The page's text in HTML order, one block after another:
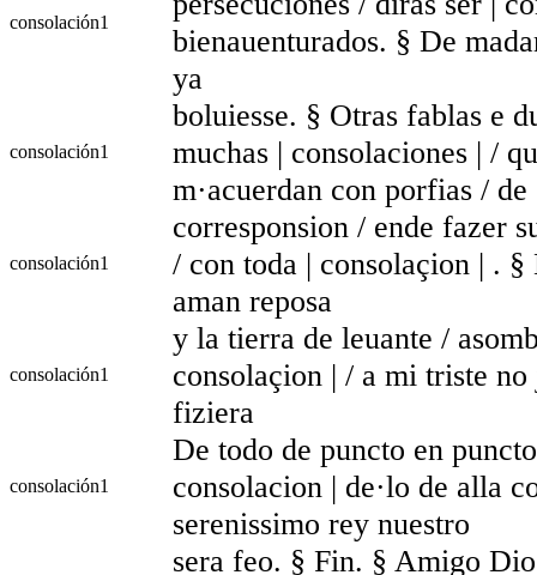
consolación1
bienauenturados. § De
ya
consolación1
boluiesse. § Otras fablas e
muchas | consolaciones | /
m·acuerdan con porfias / de
consolación1
corresponsion / ende fazer
/ con toda | consolaçion | .
aman reposa
consolación1
y la tierra de leuante /
consolaçion | / a mi triste
fiziera
consolación1
De todo de puncto en
consolacion | de·lo de alla
serenissimo rey nuestro
sera feo. § Fin. § Amigo